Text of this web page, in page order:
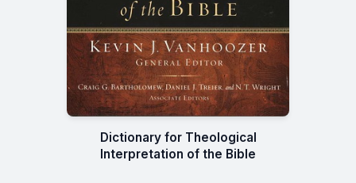
Dictionary for Theological
Interpretation of the Bible